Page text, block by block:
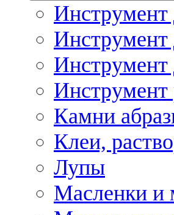
Инструмент
Инструмент
Инструмент
Инструмент
Камни
Клеи,
Лупы
Масленки и